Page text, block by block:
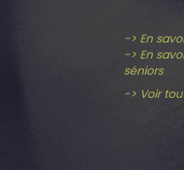
-> En
-> En
séniors
-> Voir